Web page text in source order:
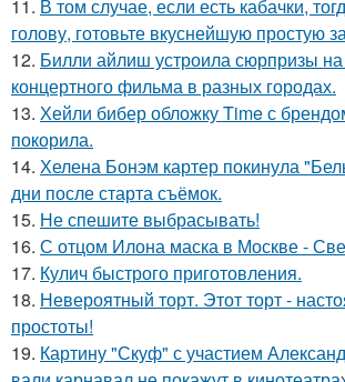
11. В том случае, если есть кабачки,
голову, готовьте вкуснейшую простую
12. Билли айлиш устроила сюрпризы на
концертного фильма в разных городах.
13. Хейли бибер обложку Time с
покорила.
14. Хелена Бонэм картер покинула
дни после старта съёмок.
15. Не спешите выбрасывать!
16. С отцом Илона маска в Москве -
17. Кулич быстрого приготовления.
18. Невероятный торт. Этот торт -
простоты!
19. Картину "Скуф" с участием